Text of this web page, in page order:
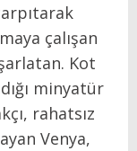
çalışan
Kot
minyatür
rahatsız
Venya,